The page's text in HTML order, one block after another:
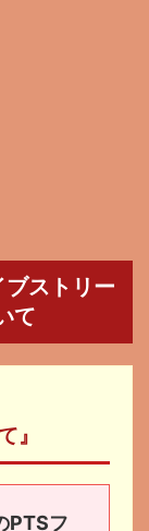
ストリー
て
』
PTSフ